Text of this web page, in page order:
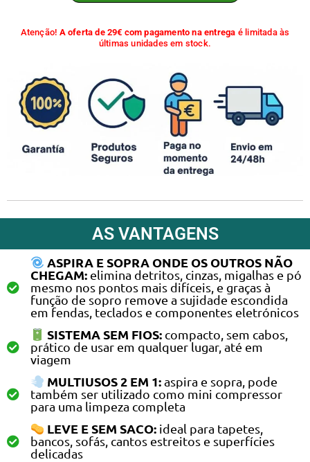
Atenção! A oferta de 29€ com pagamento na entrega é limitada às
últimas unidades em stock.
AS VANTAGENS
ASPIRA E SOPRA ONDE OS OUTROS NÃO
CHEGAM:elimina detritos, cinzas, migalhas e pó
mesmo nos pontos mais difíceis, e graças à
função de sopro remove a sujidade escondida
em fendas, teclados e componentes eletrónicos
SISTEMA SEM FIOS: compacto, sem cabos,
prático de usar em qualquer lugar, até em
viagem
MULTIUSOS 2 EM 1:aspira e sopra, pode
também ser utilizado como mini compressor
para uma limpeza completa
LEVE E SEM SACO: ideal para tapetes,
bancos, sofás, cantos estreitos e superfícies
delicadas